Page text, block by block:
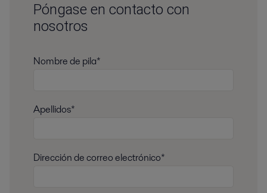
Póngase en contacto con
nosotros
Nombre de pila*
Apellidos*
Dirección de correo electrónico*